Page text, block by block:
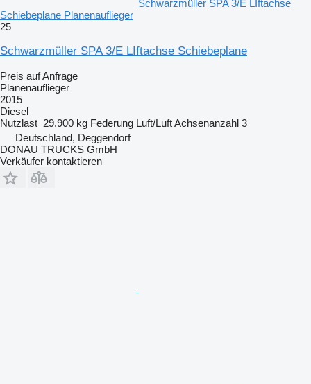
Schwarzmüller SPA 3/E LIftachse
Schiebeplane Planenauflieger
25
Schwarzmüller SPA 3/E LIftachse Schiebeplane
Preis auf Anfrage
Planenauflieger
2015
Diesel
Nutzlast 29.900 kg Federung Luft/LuftAchsenanzahl 3
Deutschland, Deggendorf
DONAU TRUCKS GmbH
Verkäufer kontaktieren